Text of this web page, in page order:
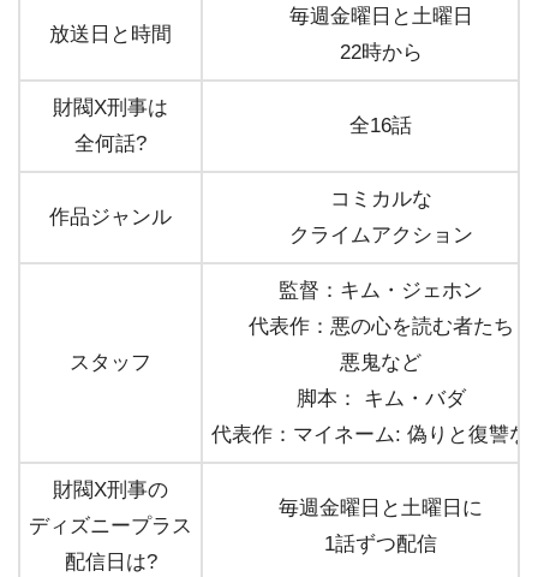
放送日と時間
毎週金曜日と土曜日
22時から
財閥X刑事は
全何話?
全16話
作品ジャンル
コミカルな
クライムアクション
スタッフ
監督：キム・ジェホン
代表作：悪の心を読む者たち
悪鬼など
脚本： キム・バダ
代表作：マイネーム: 偽りと復讐な
財閥X刑事の
ディズニープラス
配信日は?
毎週金曜日と土曜日に
1話ずつ配信